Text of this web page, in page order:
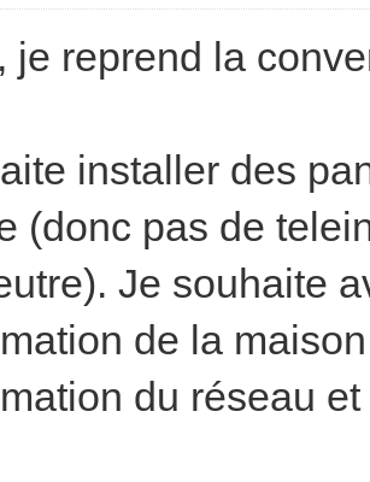
je reprend la
installer des
(donc pas de
Je souhaite
de la
du réseau